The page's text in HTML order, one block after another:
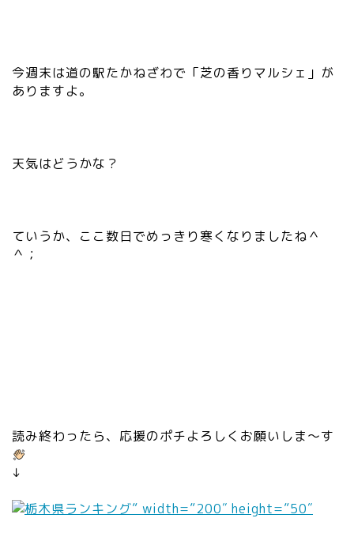
0″
da
ta
c
=
://
c.
jp
eb
lo
今週末は道の駅たかねざわで「芝の香りマルシェ」が
ありますよ。
天気はどうかな？
ていうか、ここ数日でめっきり寒くなりましたね＾
＾；
読み終わったら、応援のポチよろしくお願いしま〜す
↓
” width=”200″ height=”50″